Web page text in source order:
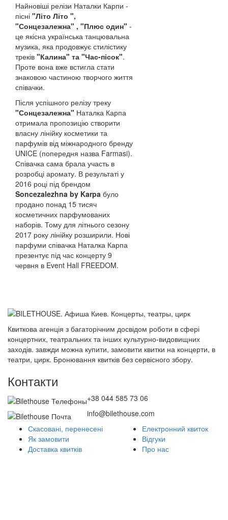
Найновіші релізи Наталки Карпи -
пісні "Літо Літо ",
"Сонцезалежна" , "Плюс один" -
це якісна українська танцювальна
музика, яка продовжує стилістику
треків "Калина" та "Час-пісок".
Проте вона вже встигла стати
знаковою частиною творчого життя
співачки.
Після успішного релізу треку
"Сонцезалежна" Наталка Карпа
отримала пропозицію створити
власну лінійку косметики та
парфумів від міжнародного бренду
UNICE (попередня назва Farmasi).
Співачка сама брала участь в
розробці аромату. В результаті у
2016 році під брендом
Soncezalezhna by Karpa було
продано понад 15 тисяч
косметичних парфумованих
наборів. Тому для літнього сезону
2017 року лінійку розширили. Нові
парфуми співачка Наталка Карпа
презентує під час концерту 9
червня в Event Hall FREEDOM.
Квиткова агенція з багаторічним досвідом роботи в сфері
концертних, театральних та інших культурно-видовищних
заходів. завжди можна купити, замовити квитки на концерти, в
театри, цирк. Бронювання квитків без сервісного збору.
Контакти
+38 044 585 73 06
info@bilethouse.com
Скасовані, перенесені
Як замовити
Доставка квитків
Електронний квиток
Відгуки
Про нас